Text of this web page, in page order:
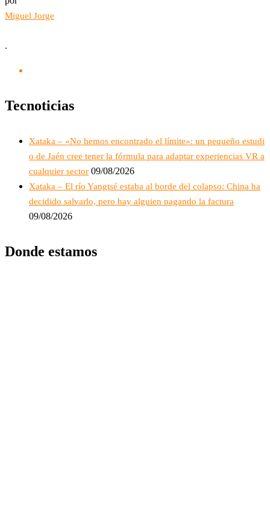
Miguel Jorge
.
Tecnoticias
Xataka – «No hemos encontrado el límite»: un pequeño estudi
o de Jaén cree tener la fórmula para adaptar experiencias VR a
cualquier sector 09/08/2026
Xataka – El río Yangtsé estaba al borde del colapso: China ha
decidido salvarlo, pero hay alguien pagando la factura
09/08/2026
Donde estamos